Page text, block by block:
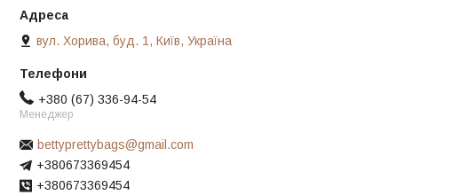
вул. Хорива, буд. 1, Київ, Україна
+380 (67) 336-94-54
Менеджер
bettyprettybags@gmail.com
+380673369454
+380673369454